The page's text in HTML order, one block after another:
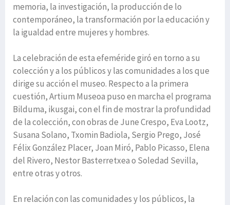
memoria, la investigación, la producción de lo
contemporáneo, la transformación por la educación y
la igualdad entre mujeres y hombres.
La celebración de esta efeméride giró en torno a su
colección y a los públicos y las comunidades a los que
dirige su acción el museo. Respecto a la primera
cuestión, Artium Museoa puso en marcha el programa
Bilduma, ikusgai, con el fin de mostrar la profundidad
de la colección, con obras de June Crespo, Eva Lootz,
Susana Solano, Txomin Badiola, Sergio Prego, José
Félix González Placer, Joan Miró, Pablo Picasso, Elena
del Rivero, Nestor Basterretxea o Soledad Sevilla,
entre otras y otros.
En relación con las comunidades y los públicos, la